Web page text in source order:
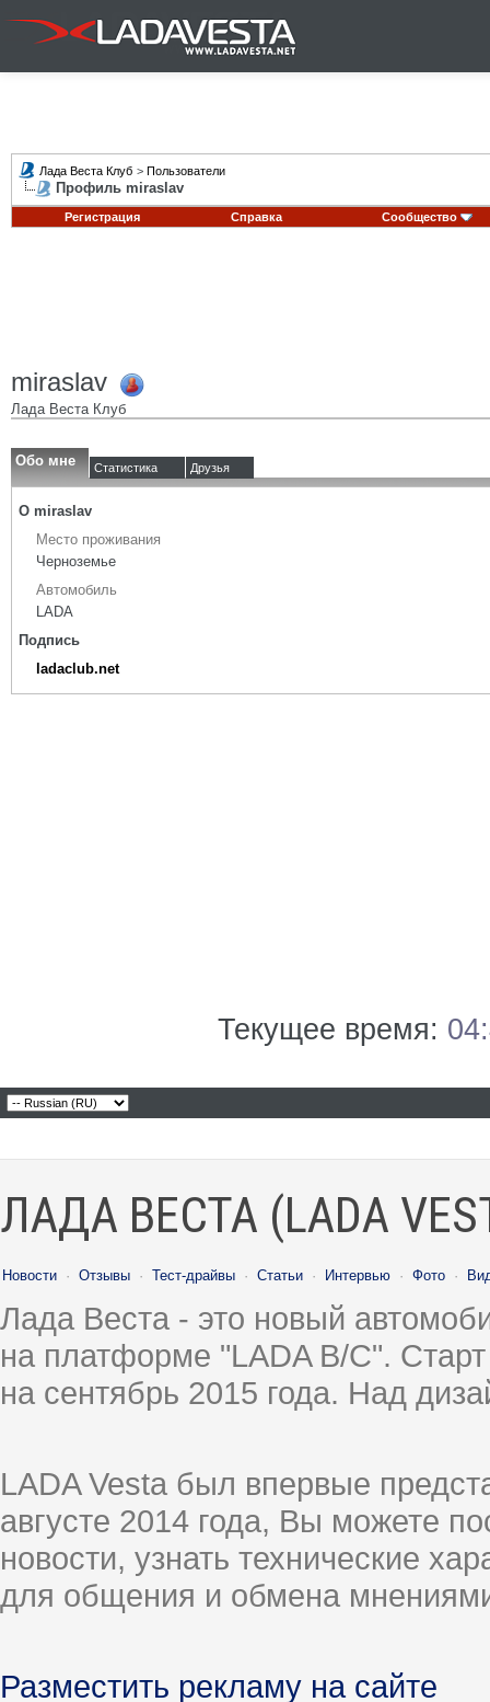
Лада Веста Клуб > Пользователи
Профиль miraslav
Регистрация Справка Сообщество
miraslav
Лада Веста Клуб
Обо мне Статистика Друзья
О miraslav
Место проживания
Черноземье
Автомобиль
LADA
Подпись
ladaclub.net
Текущее время:
ЛАДА ВЕСТА (LADA
Новости · Отзывы · Тест-драйвы · Статьи · Интервью · Фото ·
Лада Веста - это новый
на платформе "LADA B/C".
на сентябрь 2015 года. Над
LADA Vesta был впервые
августе 2014 года, Вы можете
новости, узнать технические
для общения и обмена
Разместить рекламу на сайте